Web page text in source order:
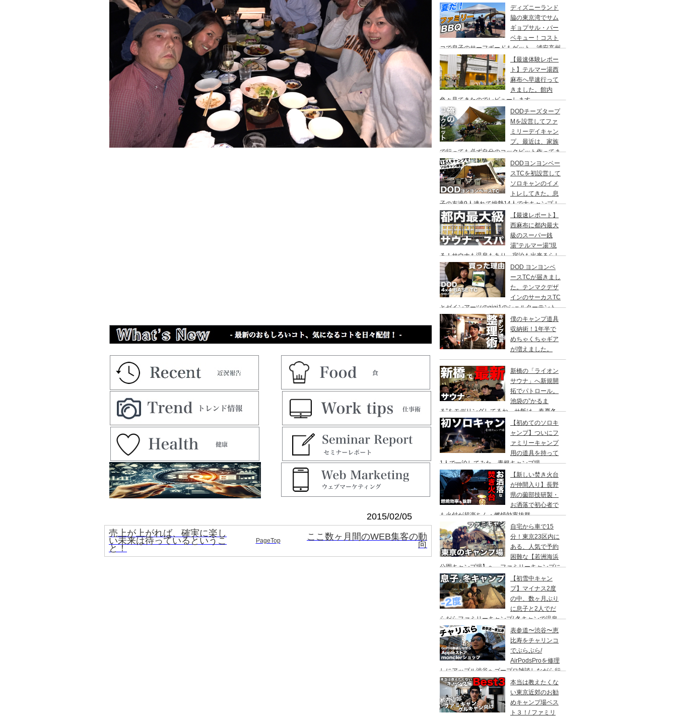
2015/02/05
売上が上がれば、確実に楽し
い未来は待っているというこ
と！
PageTop ここ数ヶ月間のWEB集客の動
向
チのオールテレーンTA。ホイールはデルタ
フォースのオーバル。アップサスはエスペリ
ア。
ディズニーランド
脇の東京湾でサム
ギョプサル・バー
ベキュー！コスト
コで息子のサーフボードもゲット、浦安高州
海浜公園、コールマンワンタッチタープ、フ
ァミリーキャンプ、BBQ
【最速体験レポー
ト】テルマー湯西
麻布へ早速行って
きました。館内
色々見てきたのでレビューします。
DODチーズタープ
Mを設営してファ
ミリーデイキャン
プ。最近は、家族
で行っても必ず自分のコックピット作ってま
す♪
DODヨンヨンベー
スTCを初設営して
ソロキャンのイメ
トレしてきた。息
子の友達9人連れて総勢14人で大キャンプ！
めちゃくちゃ疲れたぞ。
【最速レポート】
西麻布に都内最大
級のスーパー銭
湯”テルマー湯”現
る！サウナも温泉もあり、宿泊も出来るらし
い♪
DOD ヨンヨンベ
ースTCが届きまし
た。テンマクデザ
インのサーカスTC
とゼインアーツのgigi1のシェルターテント
と比較検討をし、購入に至った理由。
僕のキャンプ道具
収納術！1年半で
めちゃくちゃギア
が増えました。
新橋の「ライオン
サウナ」へ新規開
拓でパトロール。
池袋の”かるま
る”をモデリングしてるね。サ飯は、春夏冬
にて。
【初めてのソロキ
ャンプ】ついにフ
ァミリーキャンプ
用の道具を持って
1人で一泊してみた。青根キャンプ場
【新しい焚き火台
が仲間入り】長野
県の薗部技研製・
お洒落で初心者で
も火付が超楽ちん・燃焼効率抜群
自宅から車で15
分！東京23区内に
ある、人気で予約
困難な【若洲海浜
公園キャンプ場】へ、ファミリーキャンプに
行ってきた。冬キャンプもキャンプギアを上
手に使えば暖かくて楽しい♪
【初雪中キャン
プ】マイナス2度
の中、数ヶ月ぶり
に息子と2人でだ
らだらファミリーキャンプ/ 冬キャンで温泉
入って焚き火して超絶楽しかった。大野路キ
ャンプ場は結構いいかも
表参道〜渋谷〜恵
比寿をチャリンコ
でぷらぷら/
AirPodsProを修理
しにアップル渋谷へゴープロ雑談しながら行
ってきます。モンクレールの新型ショップも
行ってみました。
本当は教えたくな
い東京近郊のお勧
めキャンプ場ベス
ト３！/ ファミリ